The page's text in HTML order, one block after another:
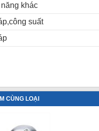
khác
suất
CÙNG LOẠI